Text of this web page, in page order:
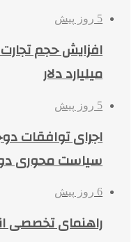
5 روز پیش
میلیارد دلار
5 روز پیش
اجرای توافقات
سیاست محوری
6 روز پیش
راهنمای تخصصی